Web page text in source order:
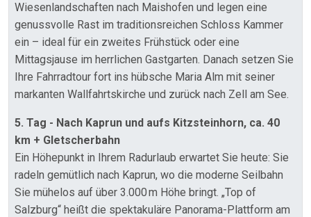
Wiesenlandschaften nach Maishofen und legen eine
genussvolle Rast im traditionsreichen Schloss Kammer
ein – ideal für ein zweites Frühstück oder eine
Mittagsjause im herrlichen Gastgarten. Danach setzen Sie
Ihre Fahrradtour fort ins hübsche Maria Alm mit seiner
markanten Wallfahrtskirche und zurück nach Zell am See.
5. Tag - Nach Kaprun und aufs Kitzsteinhorn, ca. 40
km + Gletscherbahn
Ein Höhepunkt in Ihrem Radurlaub erwartet Sie heute: Sie
radeln gemütlich nach Kaprun, wo die moderne Seilbahn
Sie mühelos auf über 3.000 m Höhe bringt. „Top of
Salzburg“ heißt die spektakuläre Panorama-Plattform am